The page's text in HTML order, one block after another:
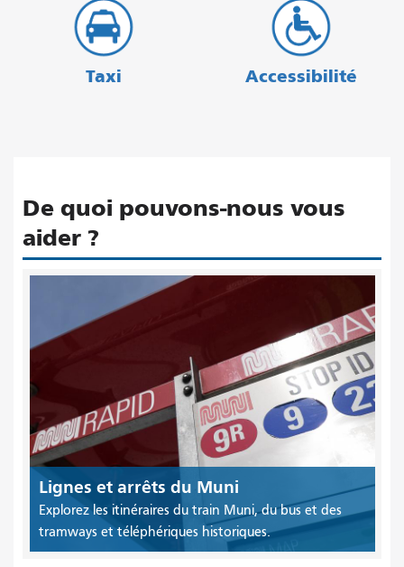
Taxi Accessibilité
De quoi pouvons-nous vous
aider ?
Lignes et arrêts du Muni
Explorez les itinéraires du train Muni, du bus et des
tramways et téléphériques historiques.